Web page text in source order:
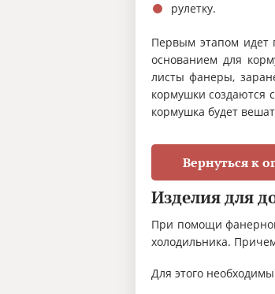
рулетку.
Первым этапом идет
основанием для
листы фанеры,
кормушки создаются
кормушка будет
Вернуться к
Изделия для
При помощи
холодильника.
Для этого